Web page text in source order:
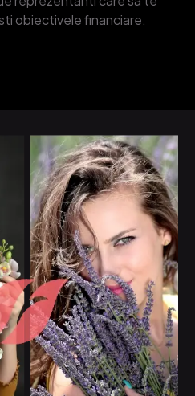
obiectivele financiare.